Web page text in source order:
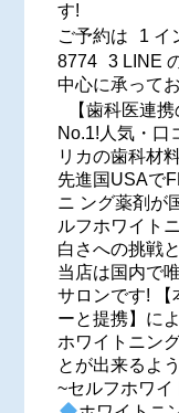
す!
ご予約は 1 イ
8774 3 LINE
中心に承って
【歯科医連
No.1!人気・口
リカの歯科材
先進国USAで
ニ ング薬剤が
ルフホワイト
白さへの挑戦
当店は国内で
サロンです! 【
ーと提携】に
ホワイトニン
とが出来るよ
~セルフホワ